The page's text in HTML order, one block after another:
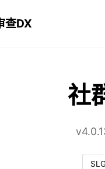
查DX
社